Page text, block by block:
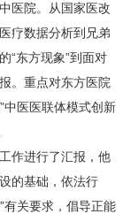
医院。从国家医改
疗数据分析到兄弟
“东方现象”到面对
。重点对东方医院
中医医联体模式创新
作进行了汇报，他
的基础，依法行
有关要求，倡导正能